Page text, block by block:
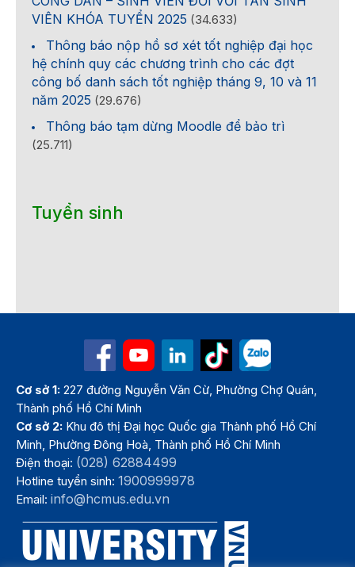
VIÊN KHÓA TUYỂN 2025 (34.633)
Thông báo nộp hồ sơ xét tốt nghiệp đại học
hệ chính quy các chương trình cho các đợt
công bố danh sách tốt nghiệp tháng 9, 10 và 11
năm 2025 (29.676)
Thông báo tạm dừng Moodle để bảo trì
(25.711)
Tuyển sinh
Cơ sở 1: 227 đường Nguyễn Văn Cừ, Phường Chợ Quán,
Thành phố Hồ Chí Minh
Cơ sở 2: Khu đô thị Đại học Quốc gia Thành phố Hồ Chí
Minh, Phường Đông Hoà, Thành phố Hồ Chí Minh
Điện thoại: (028) 62884499
Hotline tuyển sinh:1900999978
Email:info@hcmus.edu.vn